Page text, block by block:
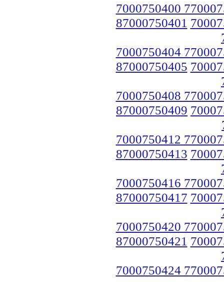
7000750400
87000750401
7000750404
87000750405
7000750408
87000750409
7000750412
87000750413
7000750416
87000750417
7000750420
87000750421
7000750424